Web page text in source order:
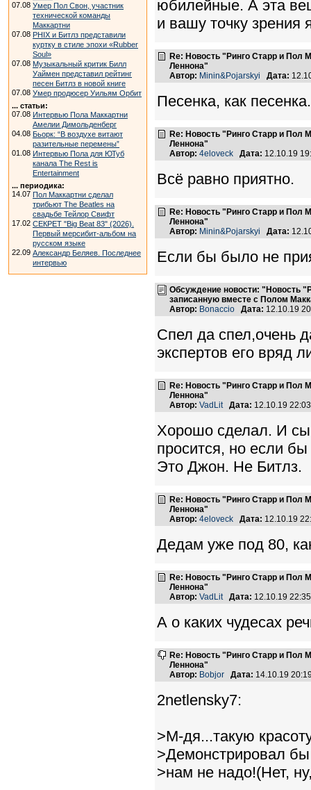
07.08 Умер Пол Свон, участник
технической команды
Маккартни
07.08 PHIX и Битлз представили
куртку в стиле эпохи «Rubber
Soul»
07.08 Музыкальный критик Билл
Уаймен представил рейтинг
песен Битлз в новой книге
07.08 Умер продюсер Уильям Орбит
... статьи:
07.08 Интервью Пола Маккартни
Амелии Димольденберг
04.08 Бьорк: “В воздухе витают
разительные перемены”
01.08 Интервью Пола для ЮТуб
канала The Rest is
Entertainment
... периодика:
14.07 Пол Маккартни сделал
трибьют The Beatles на
свадьбе Тейлор Свифт
17.02 СЕКРЕТ "Big Beat 83" (2026).
Первый мерсибит-альбом на
русском языке
22.09 Александр Беляев. Последнее
интервью
юбилейные. А эта
и вашу точку зрения
Re: Новость "Ринго Старр и Пол
Леннона"
Автор: Minin&Pojarskyi Дата:
Песенка, как
Re: Новость "Ринго Старр и Пол
Леннона"
Автор: 4eloveck Дата: 12.10.19
Всё равно приятно.
Re: Новость "Ринго Старр и Пол
Леннона"
Автор: Minin&Pojarskyi Дата:
Если бы было не
Обсуждение новости: "Новость
записанную вместе с Полом
Автор: Bonaccio Дата: 12.10.19
Спел да спел,очень
экспертов его вряд
Re: Новость "Ринго Старр и Пол
Леннона"
Автор: VadLit Дата: 12.10.19
Хорошо сделал. И
просится, но если
Это Джон. Не Битлз.
Re: Новость "Ринго Старр и Пол
Леннона"
Автор: 4eloveck Дата: 12.10.19
Дедам уже под 80,
Re: Новость "Ринго Старр и Пол
Леннона"
Автор: VadLit Дата: 12.10.19
А о каких чудесах
Re: Новость "Ринго Старр и Пол
Леннона"
Автор: Bobjor Дата: 14.10.19
2netlensky7:
>М-дя...такую
>Демонстрировал бы
>нам не надо!(Нет,